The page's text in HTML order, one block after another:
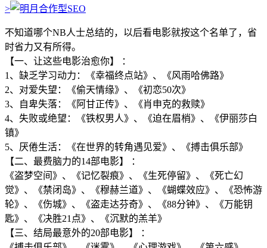
>
不知道哪个NB人士总结的，以后看电影就按这个名单了，省
时省力又有所得。
【一、让这些电影治愈你】 ：
1、缺乏学习动力：《幸福终点站》、《风雨哈佛路》
2、对爱失望：《偷天情缘》、《初恋50次》
3、自卑失落：《阿甘正传》、《肖申克的救赎》
4、失败或绝望：《铁权男人》、《迫在眉梢》、《伊丽莎白
镇》
5、厌倦生活：《在世界的转角遇见爱》、《搏击俱乐部》
【二、最费脑力的14部电影】 ：
《盗梦空间》、《记忆裂痕》、《生死停留》、《死亡幻
觉》、《禁闭岛》、《穆赫兰道》、《蝴蝶效应》、《恐怖游
轮》、《伤城》、《盗走达芬奇》、《88分钟》、《万能钥
匙》、《决胜21点》、《沉默的羔羊》
【三、结局最意外的20部电影】 ：